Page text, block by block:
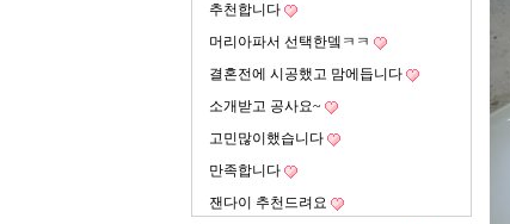
추천합니다
머리아파서 선택한뎈ㅋㅋ
결혼전에 시공했고 맘에듭니다
소개받고 공사요~
고민많이했습니다
만족합니다
잰다이 추천드려요